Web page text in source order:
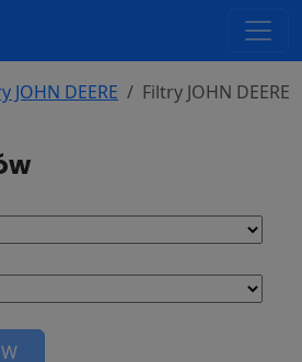
JOHN DEERE Filtry JOHN DEERE